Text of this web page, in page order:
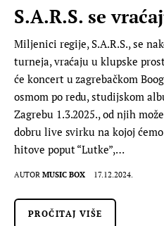
S.A.R.S. se
Miljenici regije, S.A.R.S., se
turneja, vraćaju u klupske
će koncert u zagrebačkom
osmom po redu, studijskom
Zagrebu 1.3.2025., od njih
dobru live svirku na kojoj
hitove poput “Lutke”,…
AUTOR MUSIC BOX 17.12.2024.
PROČITAJ VIŠE